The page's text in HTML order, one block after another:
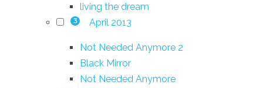
living the dream
3 April 2013
Not Needed Anymore 2
Black Mirror
Not Needed Anymore